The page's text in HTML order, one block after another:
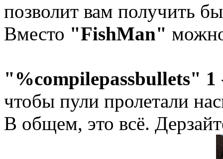
позволит вам получить
Вместо "FishMan"
"%compilepassbullets" 1
чтобы пули пролетали
В общем, это всё.